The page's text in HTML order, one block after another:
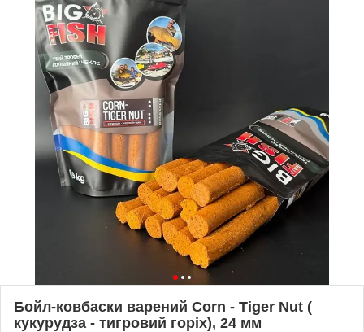
Бойл-ковбаски варений Corn - Tiger Nut (
кукурудза - тигровий горіх), 24 мм